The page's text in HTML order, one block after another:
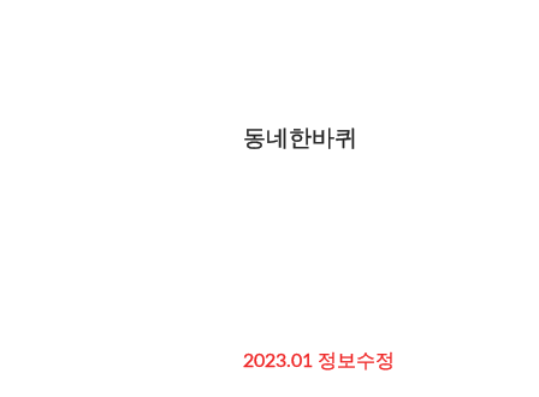
동네한바퀴
2023.01 정보수정